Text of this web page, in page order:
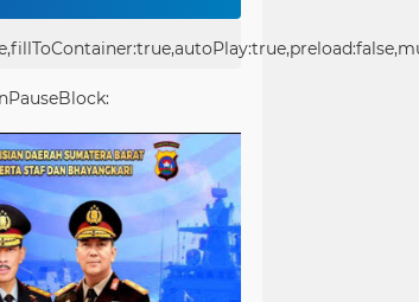
TMMD Ke-129 Kodim 1807/Sorsel Wujudkan Jalan Cor 250 Meter, Warga Kampung Sesor Rasakan Manfaat Nyata
Wakil Panglima TNI dan Sejumlah Pejabat Negara Terima Warga Kehormatan dan Brevet Korps Marinir